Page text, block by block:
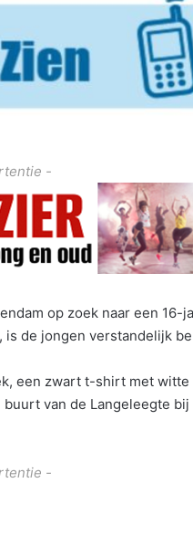
-
op zoek naar een 16-
is de jongen verstandelijk
een zwart t-shirt met
van de Langeleegte
-